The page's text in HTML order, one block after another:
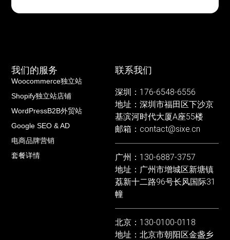
我们的服务
Woocommerce独立站
Shopify独立站店铺
WordPressB2B外贸站
Google SEO & AD
电商品牌营销
套餐详情
联系我们
深圳：176-6548-6556
地址：深圳市福田区下沙京
基滨河时代大厦A座55楼
邮箱：contact@sixe.cn
广州：130-6887-3757
地址：广州市增城区新塘镇
荔新十二路96号长风国际31
幢
北京：130-0100-0118
地址：北京市朝阳区金盏乡